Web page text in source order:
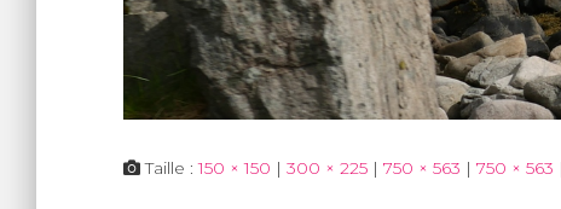
Taille :150 × 150 | 300 × 225 | 750 × 563 | 750 × 563